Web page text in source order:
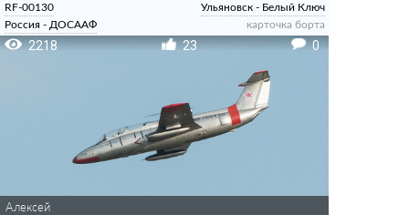
RF-00130
Россия - ДОСААФ
Ульяновск - Белый Ключ
карточка борта
2218 23 0
Алексей